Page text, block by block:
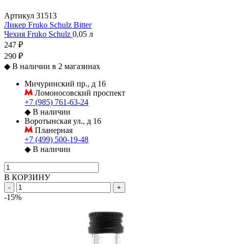
Артикул 31513
Ликер Fruko Schulz Bitter
Чехия Fruko Schulz 0,05 л
247 ₽
290 ₽
◆ В наличии в 2 магазинах
Мичуринский пр., д 16
Ломоносовский проспект
+7 (985) 761-63-24
◆ В наличии
Воротынская ул., д 16
Планерная
+7 (499) 500-19-48
◆ В наличии
В КОРЗИНУ
- +
-15%